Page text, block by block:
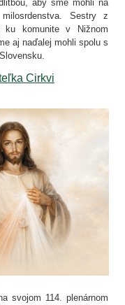
aby sme mohli na
Sestry z
ku komunite v Nižnom
aj naďalej mohli spolu s
Cirkvi
svojom 114. plenárnom